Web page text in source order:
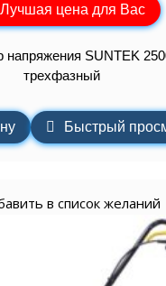
Лучшая цена для Вас
напряжения SUNTEK
трехфазный
Быстрый
в список желаний